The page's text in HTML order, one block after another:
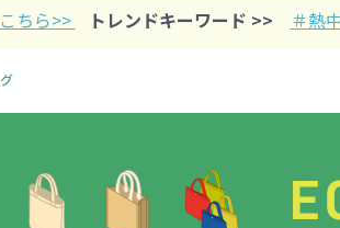
オーガニック
10001円以上
示会ノベルティ特集 フルカラー印刷で
PTA・オープンキャンパ
ちら>> トレンドキーワード >> ＃熱